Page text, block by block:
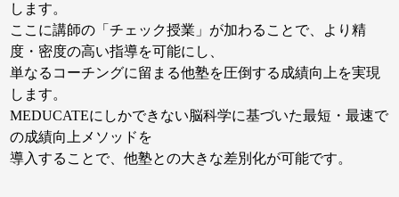
します。
ここに講師の「チェック授業」が加わることで、より精
度・密度の高い指導を可能にし、
単なるコーチングに留まる他塾を圧倒する成績向上を実現
します。
MEDUCATEにしかできない脳科学に基づいた最短・最速で
の成績向上メソッドを
導入することで、他塾との大きな差別化が可能です。